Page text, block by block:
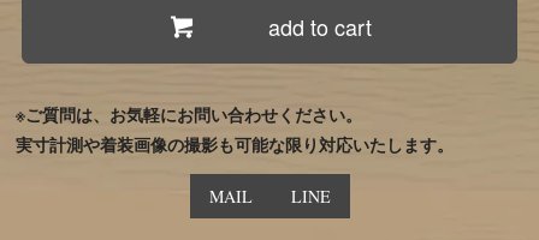
add to cart
※ご質問は、お気軽にお問い合わせください。
実寸計測や着装画像の撮影も可能な限り対応いたします。
MAIL LINE